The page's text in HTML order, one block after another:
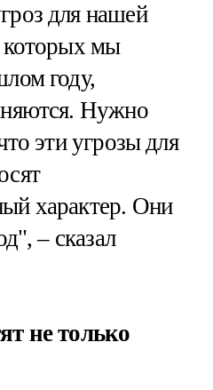
для нашей
которых мы
году,
Нужно
эти угрозы для
характер. Они
– сказал
не только